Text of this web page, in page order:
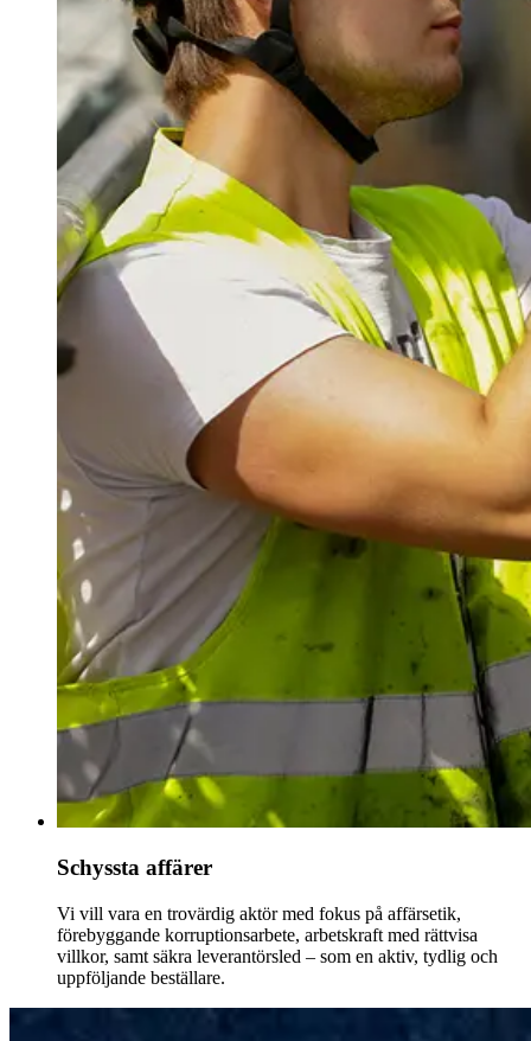
Schyssta affärer
Vi vill vara en trovärdig aktör med fokus på affärsetik,
förebyggande korruptionsarbete, arbetskraft med rättvisa
villkor, samt säkra leverantörsled – som en aktiv, tydlig och
uppföljande beställare.